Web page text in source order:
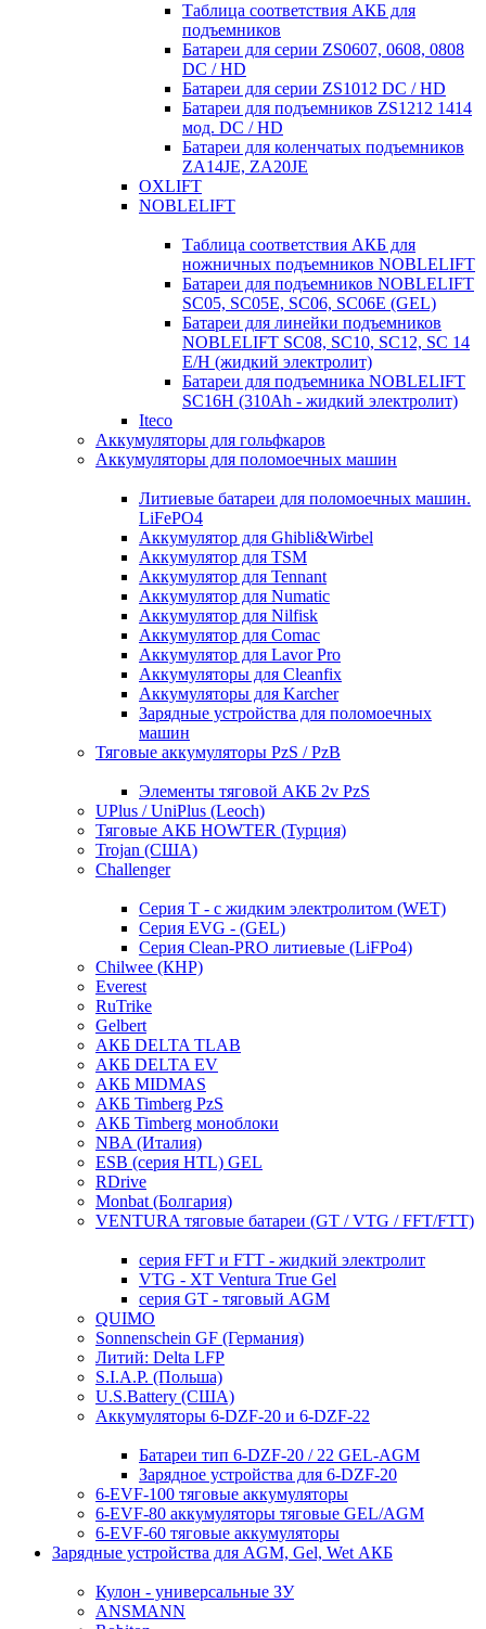
Таблица соответствия АКБ для
подъемников
Батареи для серии ZS0607, 0608, 0808
DC / HD
Батареи для серии ZS1012 DC / HD
Батареи для подъемников ZS1212 1414
мод. DC / HD
Батареи для коленчатых подъемников
ZA14JE, ZA20JE
OXLIFT
NOBLELIFT
Таблица соответствия АКБ для
ножничных подъемников NOBLELIFT
Батареи для подъемников NOBLELIFT
SC05, SC05E, SC06, SC06E (GEL)
Батареи для линейки подъемников
NOBLELIFT SC08, SC10, SC12, SC 14
E/H (жидкий электролит)
Батареи для подъемника NOBLELIFT
SC16H (310Ah - жидкий электролит)
Iteco
Аккумуляторы для гольфкаров
Аккумуляторы для поломоечных машин
Литиевые батареи для поломоечных машин.
LiFePO4
Аккумулятор для Ghibli&Wirbel
Аккумулятор для TSM
Аккумулятор для Tennant
Аккумулятор для Numatic
Аккумулятор для Nilfisk
Аккумулятор для Comac
Аккумулятор для Lavor Pro
Аккумуляторы для Cleanfix
Аккумуляторы для Karcher
Зарядные устройства для поломоечных
машин
Тяговые аккумуляторы PzS / PzB
Элементы тяговой АКБ 2v PzS
UPlus / UniPlus (Leoch)
Тяговые АКБ HOWTER (Турция)
Trojan (США)
Challenger
Серия T - с жидким электролитом (WET)
Серия EVG - (GEL)
Серия Clean-PRO литиевые (LiFPo4)
Chilwee (КНР)
Everest
RuTrike
Gelbert
АКБ DELTA TLAB
АКБ DELTA EV
АКБ MIDMAS
АКБ Timberg PzS
АКБ Timberg моноблоки
NBA (Италия)
ESB (серия HTL) GEL
RDrive
Monbat (Болгария)
VENTURA тяговые батареи (GT / VTG / FFT/FTT)
серия FFT и FTT - жидкий электролит
VTG - XT Ventura True Gel
серия GT - тяговый AGM
QUIMO
Sonnenschein GF (Германия)
Литий: Delta LFP
S.I.A.P. (Польша)
U.S.Battery (США)
Аккумуляторы 6-DZF-20 и 6-DZF-22
Батареи тип 6-DZF-20 / 22 GEL-AGM
Зарядное устройства для 6-DZF-20
6-EVF-100 тяговые аккумуляторы
6-EVF-80 аккумуляторы тяговые GEL/AGM
6-EVF-60 тяговые аккумуляторы
Зарядные устройства для AGM, Gel, Wet АКБ
Кулон - универсальные ЗУ
ANSMANN